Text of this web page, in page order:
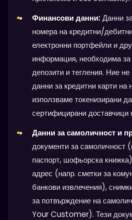
Финансови данни:Данни
номера на кредитни/
електронни портфейли и
информация, необходима
депозити и тегления. Ние
данни за кредитни карти на
използваме токенизирани
сертифицирани доставчици
Данни за самоличност и
документи за самоличност
паспорт, шофьорска
адрес (напр. сметки за
банкови извлечения),
за потвърждение на
Your Customer). Тези